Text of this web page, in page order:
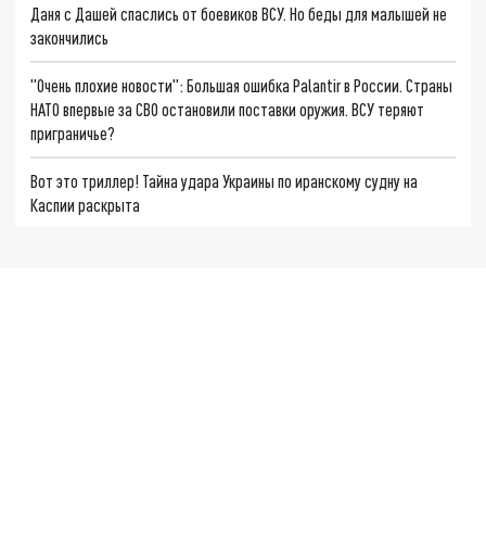
Даня с Дашей спаслись от боевиков ВСУ. Но беды для малышей не
закончились
"Очень плохие новости": Большая ошибка Palantir в России. Страны
НАТО впервые за СВО остановили поставки оружия. ВСУ теряют
приграничье?
Вот это триллер! Тайна удара Украины по иранскому судну на
Каспии раскрыта